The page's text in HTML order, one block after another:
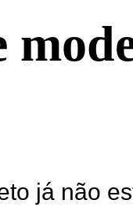
já não